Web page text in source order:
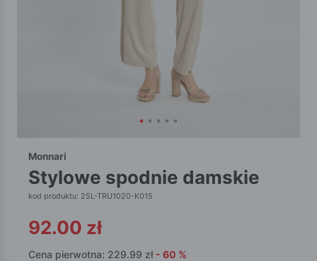
Monnari
stylowe spodnie damskie
kod produktu: 25L-TRU1020-K015
92.00 zł
Cena pierwotna: 229.99 zł - 60 %